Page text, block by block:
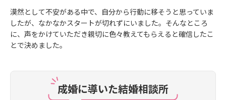
漠然として不安がある中で、自分から行動に移そうと思っていま
したが、なかなかスタートが切れずにいました。そんなところ
に、声をかけていただき親切に色々教えてもらえると確信したこ
とで決めました。
成婚に導いた結婚相談所